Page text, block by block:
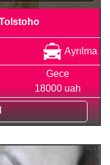
Ayrılma
Gece
18000 uah